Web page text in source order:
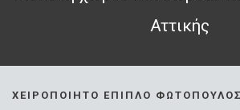
Αττικής
ΧΕΙΡΟΠΟΊΗΤΟ ΈΠΙΠΛΟ